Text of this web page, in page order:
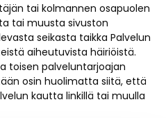
tai kolmannen osapuolen
tai muusta sivuston
seikasta taikka Palvelun
aiheutuvista häiriöistä.
toisen palveluntarjoajan
osin huolimatta siitä, että
kautta linkillä tai muulla